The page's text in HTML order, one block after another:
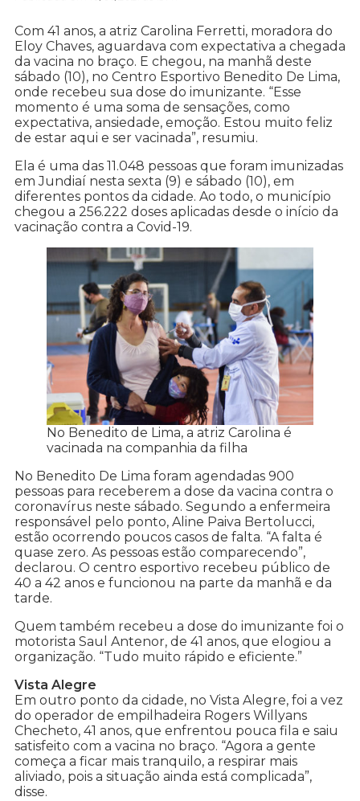
Com 41 anos, a atriz Carolina Ferretti, moradora do
Eloy Chaves, aguardava com expectativa a chegada
da vacina no braço. E chegou, na manhã deste
sábado (10), no Centro Esportivo Benedito De Lima,
onde recebeu sua dose do imunizante. “Esse
momento é uma soma de sensações, como
expectativa, ansiedade, emoção. Estou muito feliz
de estar aqui e ser vacinada”, resumiu.
Ela é uma das 11.048 pessoas que foram imunizadas
em Jundiaí nesta sexta (9) e sábado (10), em
diferentes pontos da cidade. Ao todo, o município
chegou a 256.222 doses aplicadas desde o início da
vacinação contra a Covid-19.
No Benedito de Lima, a atriz Carolina é
vacinada na companhia da filha
No Benedito De Lima foram agendadas 900
pessoas para receberem a dose da vacina contra o
coronavírus neste sábado. Segundo a enfermeira
responsável pelo ponto, Aline Paiva Bertolucci,
estão ocorrendo poucos casos de falta. “A falta é
quase zero. As pessoas estão comparecendo”,
declarou. O centro esportivo recebeu público de
40 a 42 anos e funcionou na parte da manhã e da
tarde.
Quem também recebeu a dose do imunizante foi o
motorista Saul Antenor, de 41 anos, que elogiou a
organização. “Tudo muito rápido e eficiente.”
Vista Alegre
Em outro ponto da cidade, no Vista Alegre, foi a vez
do operador de empilhadeira Rogers Willyans
Checheto, 41 anos, que enfrentou pouca fila e saiu
satisfeito com a vacina no braço. “Agora a gente
começa a ficar mais tranquilo, a respirar mais
aliviado, pois a situação ainda está complicada”,
disse.